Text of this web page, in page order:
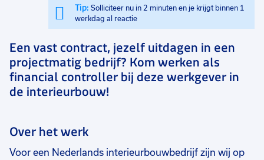
Tip: Solliciteer nu in 2 minuten en je krijgt binnen 1
werkdag al reactie
Een vast contract, jezelf uitdagen in een
projectmatig bedrijf? Kom werken als
financial controller bij deze werkgever in
de interieurbouw!
Over het werk
Voor een Nederlands interieurbouwbedrijf zijn wij op